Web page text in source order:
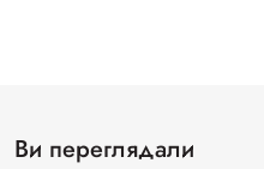
Ви переглядали